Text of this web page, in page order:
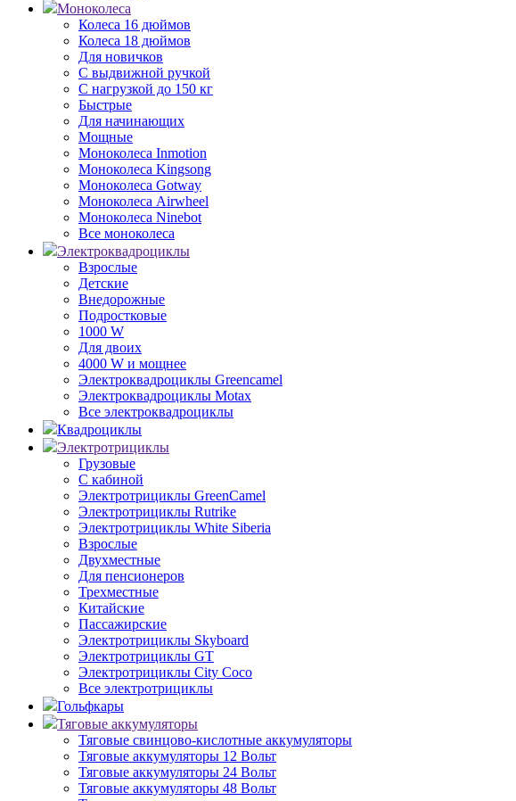
Моноколеса
Колеса 16 дюймов
Колеса 18 дюймов
Для новичков
С выдвижной ручкой
С нагрузкой до 150 кг
Быстрые
Для начинающих
Мощные
Моноколеса Inmotion
Моноколеса Kingsong
Моноколеса Gotway
Моноколеса Airwheel
Моноколеса Ninebot
Все моноколеса
Электроквадроциклы
Взрослые
Детские
Внедорожные
Подростковые
1000 W
Для двоих
4000 W и мощнее
Электроквадроциклы Greencamel
Электроквадроциклы Motax
Все электроквадроциклы
Квадроциклы
Электротрициклы
Грузовые
С кабиной
Электротрициклы GreenCamel
Электротрициклы Rutrike
Электротрициклы White Siberia
Взрослые
Двухместные
Для пенсионеров
Трехместные
Китайские
Пассажирские
Электротрициклы Skyboard
Электротрициклы GT
Электротрициклы City Coco
Все электротрициклы
Гольфкары
Тяговые аккумуляторы
Тяговые свинцово-кислотные аккумуляторы
Тяговые аккумуляторы 12 Вольт
Тяговые аккумуляторы 24 Вольт
Тяговые аккумуляторы 48 Вольт